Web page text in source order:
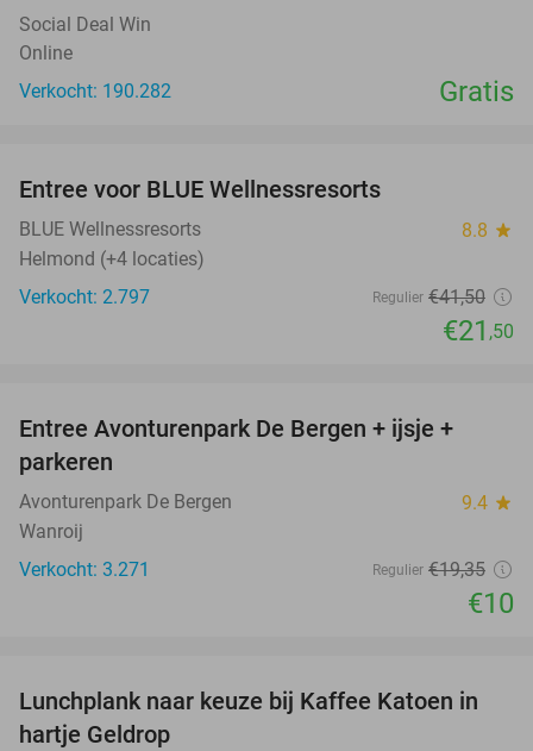
Social Deal Win
Online
Verkocht: 190.282
Gratis
Entree voor BLUE Wellnessresorts
BLUE Wellnessresorts 8.8 star
Helmond (+4 locaties)
Verkocht: 2.797
Regulier €41,50
€21 ,50
Entree Avonturenpark De Bergen + ijsje +
parkeren
Avonturenpark De Bergen 9.4 star
Wanroij
Verkocht: 3.271
Regulier €19,35
€10
32%
Lunchplank naar keuze bij Kaffee Katoen in
hartje Geldrop